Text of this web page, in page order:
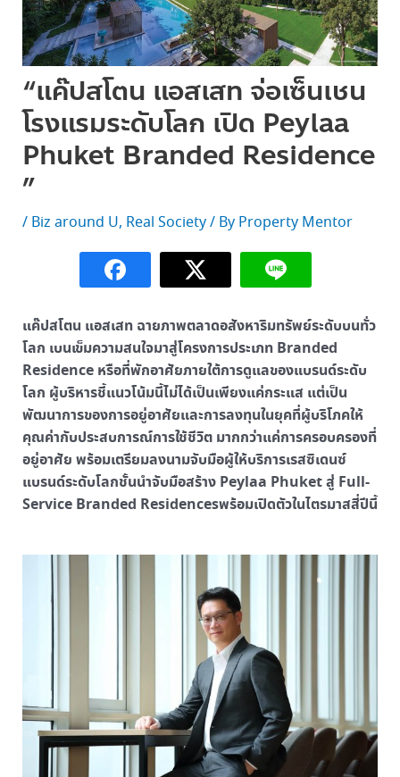
“แค๊ปสโตน แอสเสท จ่อเซ็นเชน
โรงแรมระดับโลก เปิด Peylaa
Phuket Branded Residence
”
/ Biz around U, Real Society/ By Property Mentor
แค๊ปสโตน แอสเสท ฉายภาพตลาดอสังหาริมทรัพย์ระดับบนทั่ว
โลก เบนเข็มความสนใจมาสู่โครงการประเภท Branded
Residence หรือที่พักอาศัยภายใต้การดูแลของแบรนด์ระดับ
โลก ผู้บริหารชี้แนวโน้มนี้ไม่ได้เป็นเพียงแค่กระแส แต่เป็น
พัฒนาการของการอยู่อาศัยและการลงทุนในยุคที่ผู้บริโภคให้
คุณค่ากับประสบการณ์การใช้ชีวิต มากกว่าแค่การครอบครองที่
อยู่อาศัย พร้อมเตรียมลงนามจับมือผู้ให้บริการเรสซิเดนซ์
แบรนด์ระดับโลกชั้นนำจับมือสร้าง Peylaa Phuket สู่ Full-
Service Branded Residencesพร้อมเปิดตัวในไตรมาสสี่ปีนี้